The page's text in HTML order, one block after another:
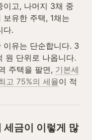
이고, 나머지 3채 중
유한 주택, 1채는
다.
유는 단순합니다. 3
원 단위로 나옵니다.
주택을 팔면, 기본세
고 75%의 세율이 적
금이 이렇게 많